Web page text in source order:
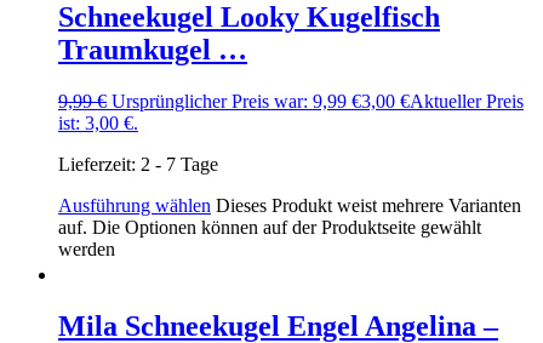
Schneekugel Looky Kugelfisch
Traumkugel …
9,99€ Ursprünglicher Preis war: 9,99 €3,00 €Aktueller Preis
ist: 3,00 €.
Lieferzeit: 2 - 7 Tage
Ausführung wählen Dieses Produkt weist mehrere Varianten
auf. Die Optionen können auf der Produktseite gewählt
werden
Mila Schneekugel Engel Angelina –